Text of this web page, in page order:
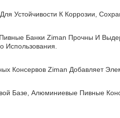
Устойчивости К Коррозии,
Банки Ziman Прочны И
Использования.
Консервов Ziman Добавляет
Базе, Алюминиевые Пивные